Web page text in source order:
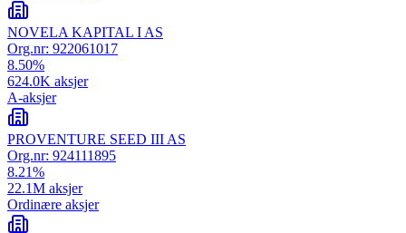
NOVELA KAPITAL I AS
Org.nr: 922061017
8.50%
624.0K aksjer
A-aksjer
PROVENTURE SEED III AS
Org.nr: 924111895
8.21%
22.1M aksjer
Ordinære aksjer